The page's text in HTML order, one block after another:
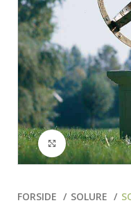
Klik for at
FORSIDE SOLURE